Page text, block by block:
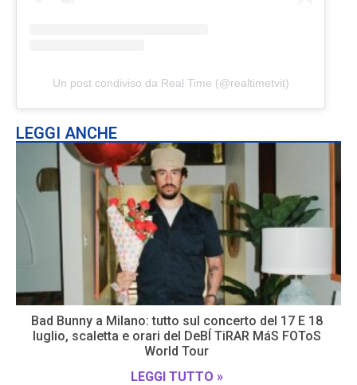
Un post condiviso da Real Time (@realtimetvit)
LEGGI ANCHE
Bad Bunny a Milano: tutto sul concerto del 17 E 18
luglio, scaletta e orari del DeBÍ TiRAR MáS FOToS
World Tour
LEGGI TUTTO »